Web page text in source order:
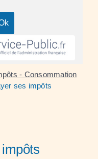
- Consommation
ses impôts